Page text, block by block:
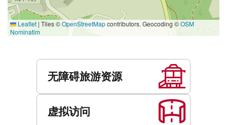
Leaflet | Tiles ©OpenStreetMapcontributors. Geocoding ©OSM
Nominatim
无障碍旅游资源
虚拟访问